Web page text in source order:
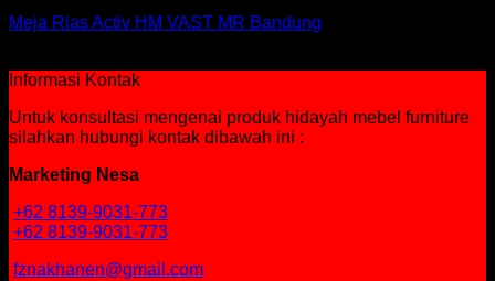
Meja Rias Activ HM VAST MR Bandung
Informasi Kontak
Untuk konsultasi mengenai produk hidayah mebel furniture
silahkan hubungi kontak dibawah ini :
Marketing Nesa
+62 8139-9031-773
+62 8139-9031-773
fznakhanen@gmail.com